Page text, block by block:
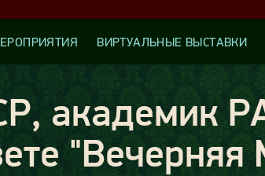
ВИРТУАЛЬНЫЕ ВЫСТАВКИ
академик
"Вечерняя